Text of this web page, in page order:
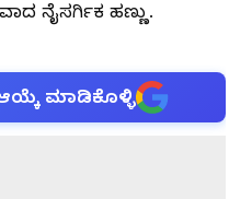
ನೈಸರ್ಗಿಕ ಹಣ್ಣು.
ಆಯ್ಕೆ ಮಾಡಿಕೊಳ್ಳಿ